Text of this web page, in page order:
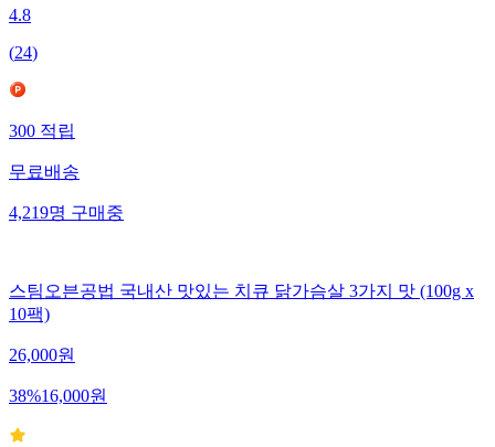
4.8
(24)
300적립
무료배송
4,219명구매중
스팀오븐공법 국내산 맛있는 치큐 닭가슴살 3가지 맛 (100g x
10팩)
26,000원
38%16,000원